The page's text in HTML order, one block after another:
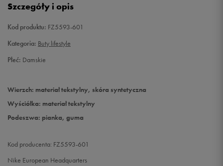
Szczegóły i opis
Kod produktu: FZ5593-601
Kategoria: Buty lifestyle
Płeć: Damskie
Wierzch: materiał tekstylny, skóra syntetyczna
Wyściółka: materiał tekstylny
Podeszwa: pianka, guma
Kod producenta: FZ5593-601
Nike European Headquarters